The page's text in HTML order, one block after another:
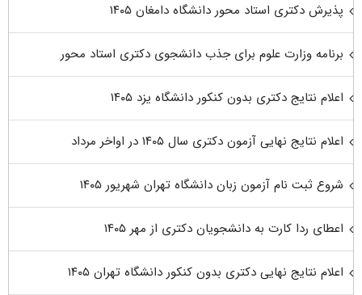
پذیرش دکتری استاد محور دانشگاه دامغان ۱۴۰۵
برنامه وزارت علوم برای جذب دانشجوی دکتری استاد محور
اعلام نتایج دکتری بدون کنکور دانشگاه یزد ۱۴۰۵
اعلام نتایج نهایی آزمون دکتری سال ۱۴۰۵ در اواخر مرداد
شروع ثبت نام آزمون زبان دانشگاه تهران شهریور ۱۴۰۵
اعطای ردا کارت به دانشجویان دکتری از مهر ۱۴۰۵
اعلام نتایج نهایی دکتری بدون کنکور دانشگاه تهران ۱۴۰۵